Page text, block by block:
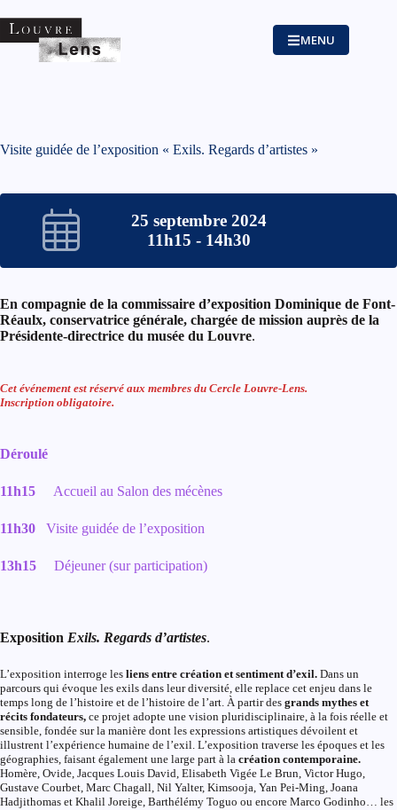
au
contenu
MENU
Visite guidée de l’exposition « Exils. Regards d’artistes »
25 septembre 2024
11h15 - 14h30
En compagnie de la commissaire d’exposition Dominique de Font-
Réaulx, conservatrice générale, chargée de mission auprès de la
Présidente-directrice du musée du Louvre.
Cet événement est réservé aux membres du Cercle Louvre-Lens.
Inscription obligatoire.
Déroulé
11h15 Accueil au Salon des mécènes
11h30 Visite guidée de l’exposition
13h15 Déjeuner (sur participation)
Exposition Exils. Regards d’artistes.
L’exposition interroge les liens entre création et sentiment d’exil. Dans un
parcours qui évoque les exils dans leur diversité, elle replace cet enjeu dans le
temps long de l’histoire et de l’histoire de l’art. À partir des grands mythes et
récits fondateurs, ce projet adopte une vision pluridisciplinaire, à la fois réelle et
sensible, fondée sur la manière dont les expressions artistiques dévoilent et
illustrent l’expérience humaine de l’exil. L’exposition traverse les époques et les
géographies, faisant également une large part à la création contemporaine.
Homère, Ovide, Jacques Louis David, Elisabeth Vigée Le Brun, Victor Hugo,
Gustave Courbet, Marc Chagall, Nil Yalter, Kimsooja, Yan Pei-Ming, Joana
Hadjithomas et Khalil Joreige, Barthélémy Toguo ou encore Marco Godinho… les